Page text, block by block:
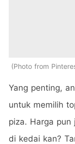
Photo from
Yang penting,
untuk memilih
piza. Harga
di kedai kan?